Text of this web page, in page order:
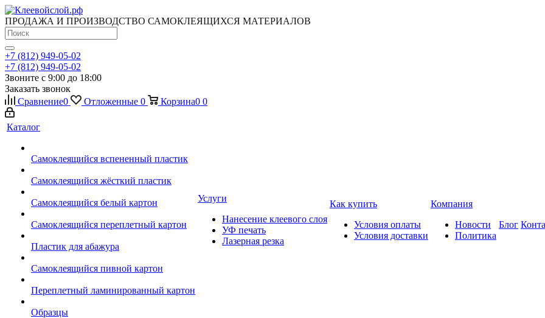
ПРОДАЖА И ПРОИЗВОДСТВО САМОКЛЕЯЩИХСЯ МАТЕРИАЛОВ
+7 (812) 949-05-02
+7 (812) 949-05-02
Звоните с 9:00 до 18:00
Заказать звонок
Сравнение0 Отложенные 0 Корзина0 0
Каталог
Самоклеящийся вспененный пластик
Самоклеящийся жёсткий пластик
Самоклеящийся белый картон
Самоклеящийся переплетный картон
Пластик для абажура
Самоклеящийся пивной картон
Переплетный ламинированный картон
Образцы
Услуги
Нанесение клеевого слоя
УФ печать
Лазерная резка
Как купить
Условия оплаты
Условия доставки
Компания
Новости
Политика
Блог